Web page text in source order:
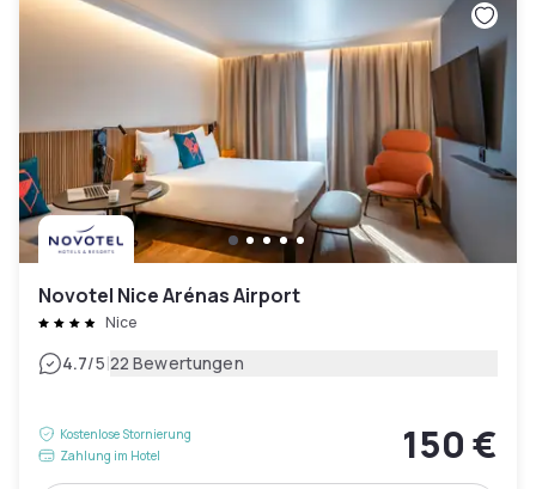
Novotel Nice Arénas Airport
Nice
4.7/5|22 Bewertungen
Kostenlose Stornierung
Zahlung im Hotel
150 €